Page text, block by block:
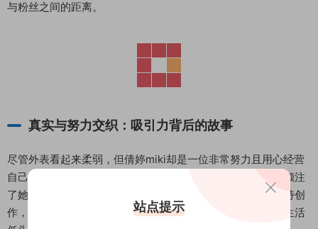
与粉丝之间的距离。
真实与努力交织：吸引力背后的故事
尽管外表看起来柔弱，但倩婷miki却是一位非常努力且用心经营
自己的博主。从选品到拍摄，再到后期剪辑，每一项工作都倾注
了她大量时间与精力。即便是在经历情绪低谷时，她依然坚持创
作，用自己的方式将热爱转化为动力。这种坚持不懈、不向生活
站点提示